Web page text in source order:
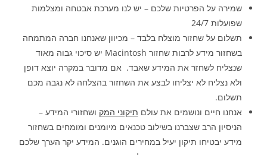
שמירה על הפרטיות שלכם – יש לנו מערכת אבטחה ומצלמות
שפועלות 24/7
תשלום על שחזור מוצלח בלבד – מכיוון שאנחנו חברה המתמחה
בשחזור מידע לרבות שחזור Macintosh יש סיכוי גבוה מאוד
שנצליח לשחזר את המידע שאבד. אם מדובר במקרה יוצא דופן
ולא נצליח לא יצליחו לבצע את השחזור בהצלחה לא נגבה מכם
תשלום.
אנחנו חיים ונושמים את עולם תיקוני המק ושחזורי המידע –
הניסיון הרב שצברנו בשילוב טכנאים מיומנים ומומחים בשחזור
מידע יבטיחו תיקון יעיל במחירים הוגנים. המידע יקר הערך שלכם